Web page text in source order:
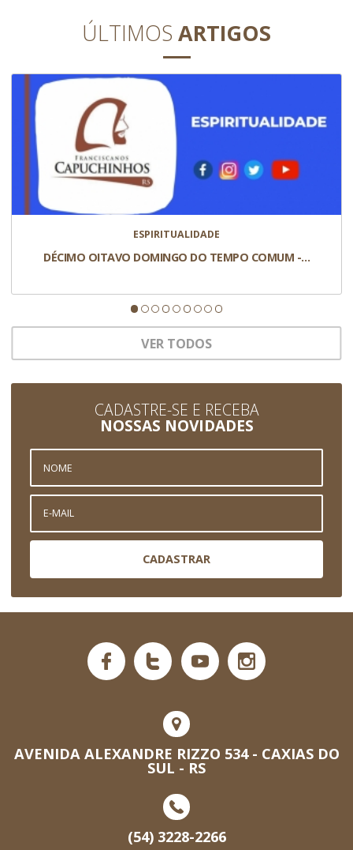
ÚLTIMOS ARTIGOS
VER TODOS
ESPIRITUALIDADE
DÉCIMO OITAVO DOMINGO DO TEMPO COMUM -…
CADASTRE-SE E RECEBA
NOSSAS NOVIDADES
CADASTRAR
AVENIDA ALEXANDRE RIZZO 534 - CAXIAS DO
SUL - RS
(54) 3228-2266